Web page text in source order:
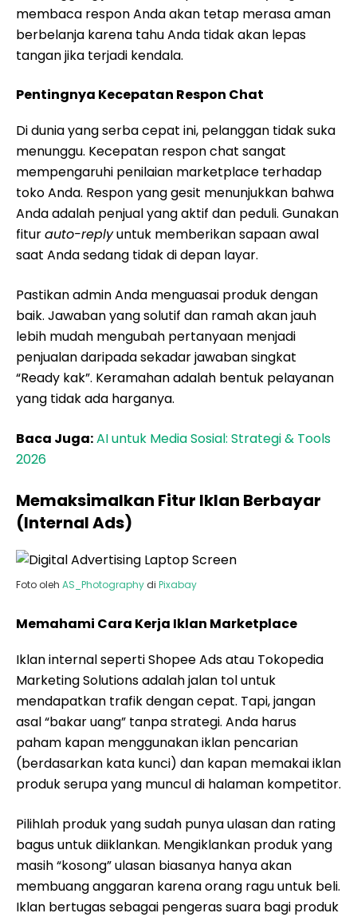
membaca respon Anda akan tetap merasa aman
berbelanja karena tahu Anda tidak akan lepas
tangan jika terjadi kendala.
Pentingnya Kecepatan Respon Chat
Di dunia yang serba cepat ini, pelanggan tidak suka
menunggu. Kecepatan respon chat sangat
mempengaruhi penilaian marketplace terhadap
toko Anda. Respon yang gesit menunjukkan bahwa
Anda adalah penjual yang aktif dan peduli. Gunakan
fiturauto-replyuntuk memberikan sapaan awal
saat Anda sedang tidak di depan layar.
Pastikan admin Anda menguasai produk dengan
baik. Jawaban yang solutif dan ramah akan jauh
lebih mudah mengubah pertanyaan menjadi
penjualan daripada sekadar jawaban singkat
“Ready kak”. Keramahan adalah bentuk pelayanan
yang tidak ada harganya.
Baca Juga:AI untuk Media Sosial: Strategi & Tools
2026
Memaksimalkan Fitur Iklan Berbayar
(Internal Ads)
Foto oleh AS_Photography di Pixabay
Memahami Cara Kerja Iklan Marketplace
Iklan internal seperti Shopee Ads atau Tokopedia
Marketing Solutions adalah jalan tol untuk
mendapatkan trafik dengan cepat. Tapi, jangan
asal “bakar uang” tanpa strategi. Anda harus
paham kapan menggunakan iklan pencarian
(berdasarkan kata kunci) dan kapan memakai iklan
produk serupa yang muncul di halaman kompetitor.
Pilihlah produk yang sudah punya ulasan dan rating
bagus untuk diiklankan. Mengiklankan produk yang
masih “kosong” ulasan biasanya hanya akan
membuang anggaran karena orang ragu untuk beli.
Iklan bertugas sebagai pengeras suara bagi produk